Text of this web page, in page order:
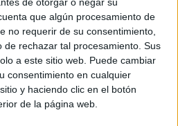
que algún procesamiento de
no requerir de su consentimiento,
de rechazar tal procesamiento. Sus
a este sitio web. Puede cambiar
consentimiento en cualquier
y haciendo clic en el botón
de la página web.